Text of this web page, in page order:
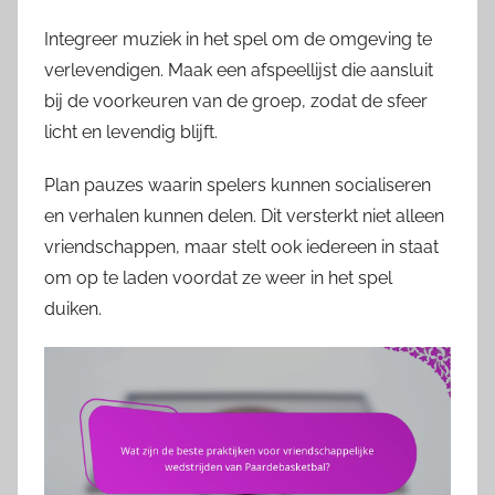
Integreer muziek in het spel om de omgeving te
verlevendigen. Maak een afspeellijst die aansluit
bij de voorkeuren van de groep, zodat de sfeer
licht en levendig blijft.
Plan pauzes waarin spelers kunnen socialiseren
en verhalen kunnen delen. Dit versterkt niet alleen
vriendschappen, maar stelt ook iedereen in staat
om op te laden voordat ze weer in het spel
duiken.